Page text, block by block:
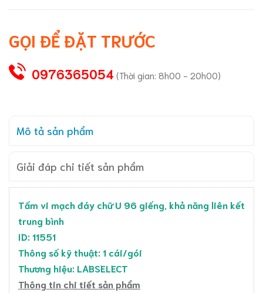
GỌI ĐỂ ĐẶT TRƯỚC
0976365054 (Thời gian: 8h00 - 20h00)
Mô tả sản phẩm
Giải đáp chi tiết sản phẩm
Tấm vi mạch đáy chữ U 96 giếng, khả năng liên kết
trung bình
ID: 11551
Thông số kỹ thuật: 1 cái/gói
Thương hiệu: LABSELECT
Thông tin chi tiết sản phẩm